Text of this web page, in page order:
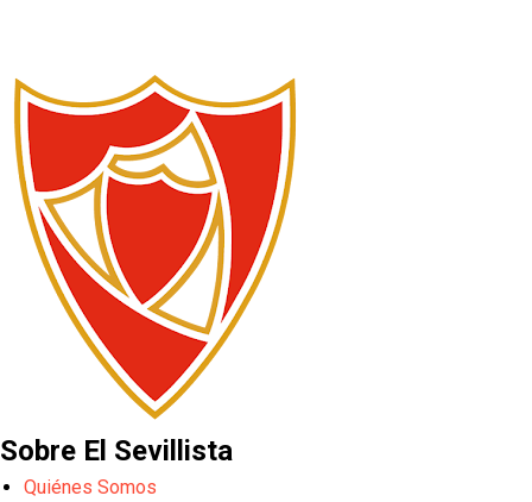
Sobre El Sevillista
Quiénes Somos